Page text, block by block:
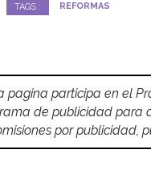
TAGS : REFORMAS
pagina participa en el
de publicidad para
por publicidad,